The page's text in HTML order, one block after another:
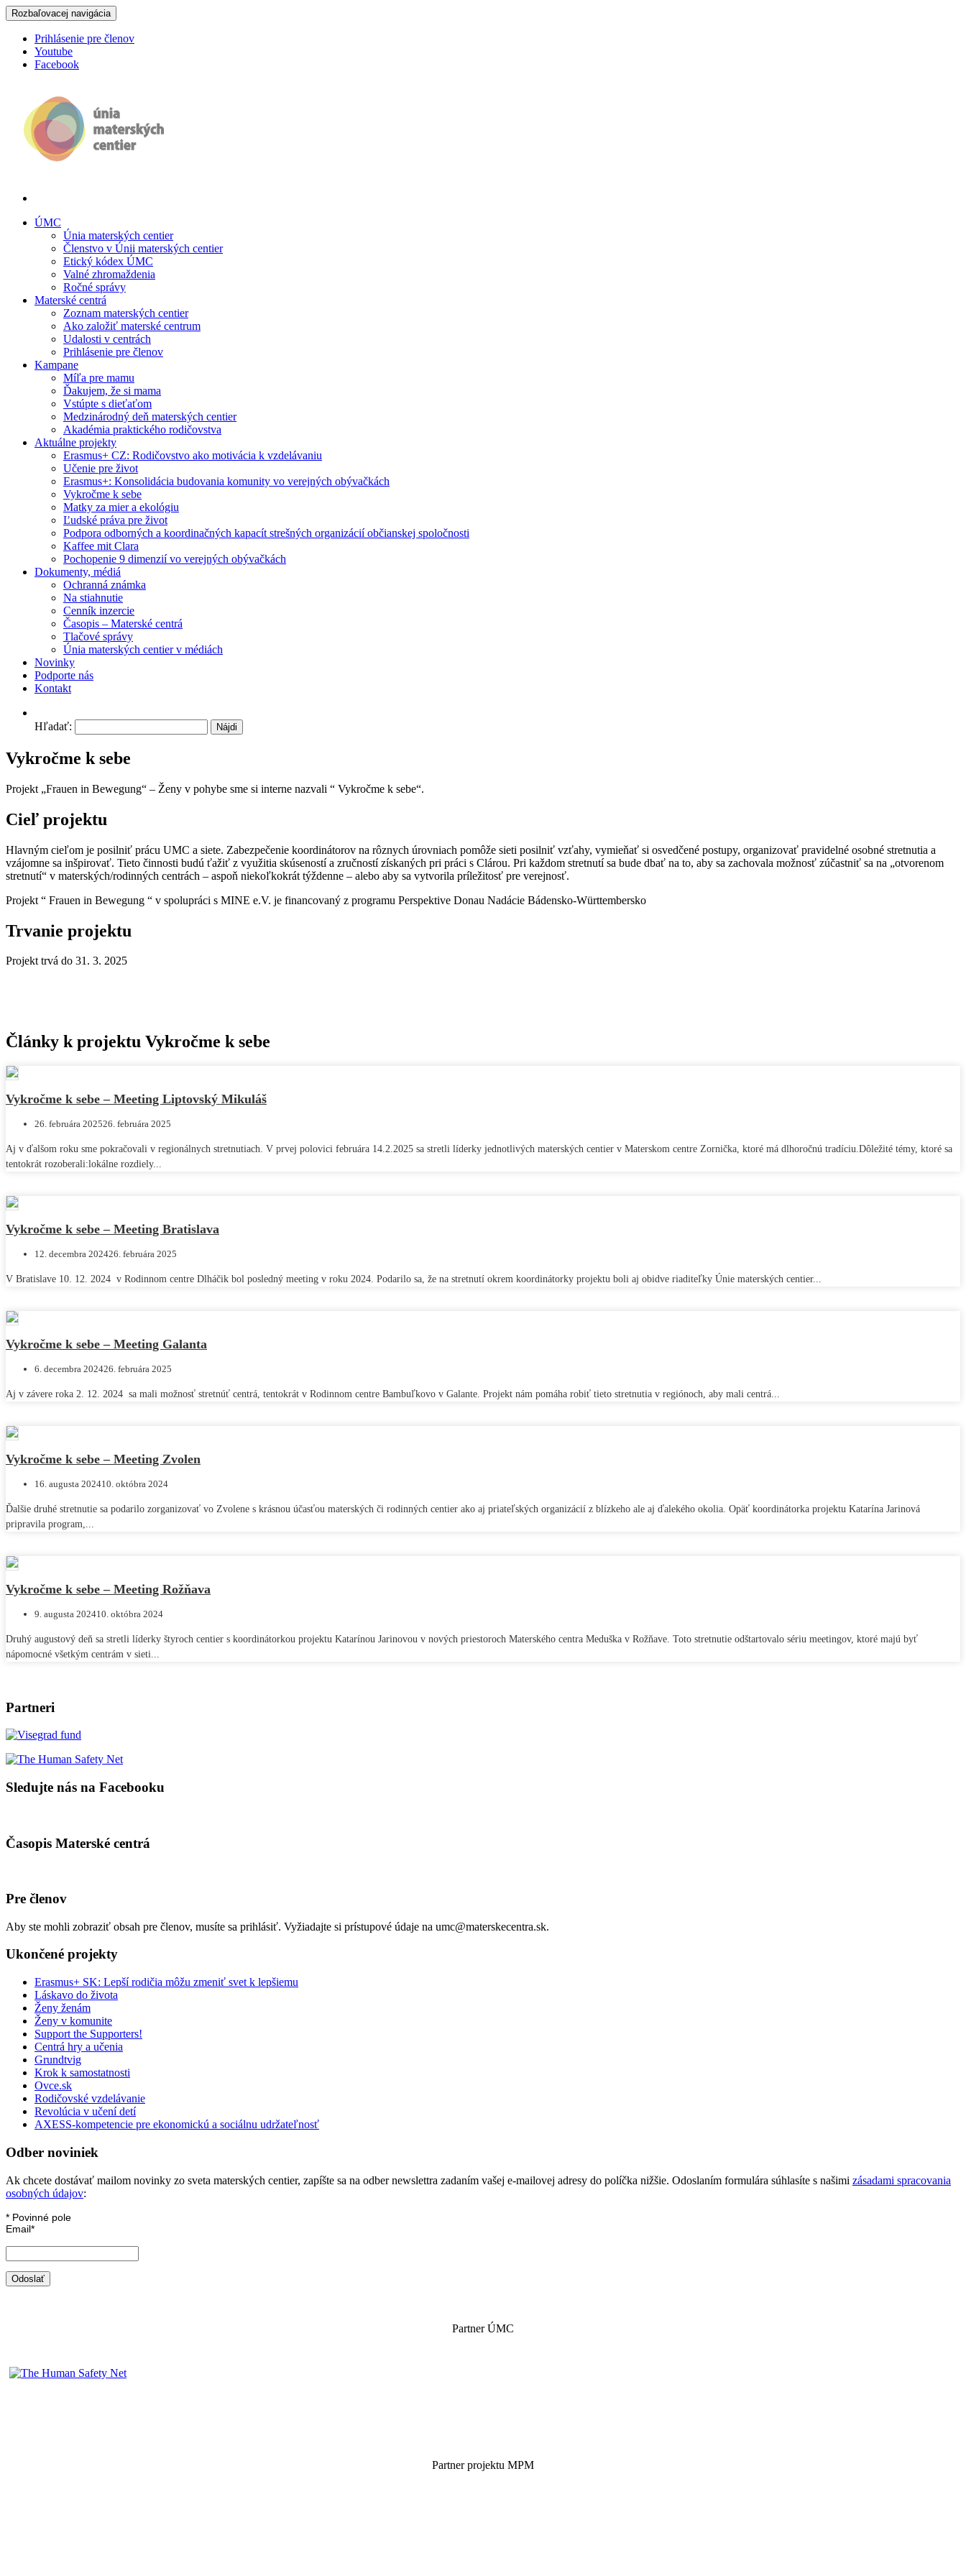
Rozbaľovacej navigácia
Prihlásenie pre členov
Youtube
Facebook
Únia materských centier
ÚMC
Únia materských centier
Členstvo v Únii materských centier
Etický kódex ÚMC
Valné zhromaždenia
Ročné správy
Materské centrá
Zoznam materských centier
Ako založiť materské centrum
Udalosti v centrách
Prihlásenie pre členov
Kampane
Míľa pre mamu
Ďakujem, že si mama
Vstúpte s dieťaťom
Medzinárodný deň materských centier
Akadémia praktického rodičovstva
Aktuálne projekty
Erasmus+ CZ: Rodičovstvo ako motivácia k vzdelávaniu
Učenie pre život
Erasmus+: Konsolidácia budovania komunity vo verejných obývačkách
Vykročme k sebe
Matky za mier a ekológiu
Ľudské práva pre život
Podpora odborných a koordinačných kapacít strešných organizácií občianskej spoločnosti
Kaffee mit Clara
Pochopenie 9 dimenzií vo verejných obývačkách
Dokumenty, médiá
Ochranná známka
Na stiahnutie
Cenník inzercie
Časopis – Materské centrá
Tlačové správy
Únia materských centier v médiách
Novinky
Podporte nás
Kontakt
Hľadať:
Vykročme k sebe
Projekt „Frauen in Bewegung“ – Ženy v pohybe sme si interne nazvali “ Vykročme k sebe“.
Cieľ projektu
Hlavným cieľom je posilniť prácu UMC a siete. Zabezpečenie koordinátorov na rôznych úrovniach pomôže sieti posilniť vzťahy, vymieňať si osvedčené postupy, organizovať pravidelné osobné stretnutia a
vzájomne sa inšpirovať. Tieto činnosti budú ťažiť z využitia skúseností a zručností získaných pri práci s Clárou. Pri každom stretnutí sa bude dbať na to, aby sa zachovala možnosť zúčastniť sa na „otvorenom
stretnutí“ v materských/rodinných centrách – aspoň niekoľkokrát týždenne – alebo aby sa vytvorila príležitosť pre verejnosť.
Projekt “ Frauen in Bewegung “ v spolupráci s MINE e.V. je financovaný z programu Perspektive Donau Nadácie Bádensko-Württembersko
Trvanie projektu
Projekt trvá do 31. 3. 2025
Články k projektu Vykročme k sebe
Vykročme k sebe – Meeting Liptovský Mikuláš
26. februára 202526. februára 2025
Aj v ďalšom roku sme pokračovali v regionálnych stretnutiach. V prvej polovici februára 14.2.2025 sa stretli líderky jednotlivých materských centier v Materskom centre Zornička, ktoré má dlhoročnú tradíciu.Dôležité témy, ktoré sa
tentokrát rozoberali:lokálne rozdiely...
Vykročme k sebe – Meeting Bratislava
12. decembra 202426. februára 2025
V Bratislave 10. 12. 2024 v Rodinnom centre Dlháčik bol posledný meeting v roku 2024. Podarilo sa, že na stretnutí okrem koordinátorky projektu boli aj obidve riaditeľky Únie materských centier...
Vykročme k sebe – Meeting Galanta
6. decembra 202426. februára 2025
Aj v závere roka 2. 12. 2024 sa mali možnosť stretnúť centrá, tentokrát v Rodinnom centre Bambuľkovo v Galante. Projekt nám pomáha robiť tieto stretnutia v regiónoch, aby mali centrá...
Vykročme k sebe – Meeting Zvolen
16. augusta 202410. októbra 2024
Ďalšie druhé stretnutie sa podarilo zorganizovať vo Zvolene s krásnou účasťou materských či rodinných centier ako aj priateľských organizácií z blízkeho ale aj ďalekého okolia. Opäť koordinátorka projektu Katarína Jarinová
pripravila program,...
Vykročme k sebe – Meeting Rožňava
9. augusta 202410. októbra 2024
Druhý augustový deň sa stretli líderky štyroch centier s koordinátorkou projektu Katarínou Jarinovou v nových priestoroch Materského centra Meduška v Rožňave. Toto stretnutie odštartovalo sériu meetingov, ktoré majú byť
nápomocné všetkým centrám v sieti...
Partneri
Sledujte nás na Facebooku
Časopis Materské centrá
Pre členov
Aby ste mohli zobraziť obsah pre členov, musíte sa prihlásiť. Vyžiadajte si prístupové údaje na umc@materskecentra.sk.
Ukončené projekty
Erasmus+ SK: Lepší rodičia môžu zmeniť svet k lepšiemu
Láskavo do života
Ženy ženám
Ženy v komunite
Support the Supporters!
Centrá hry a učenia
Grundtvig
Krok k samostatnosti
Ovce.sk
Rodičovské vzdelávanie
Revolúcia v učení detí
AXESS-kompetencie pre ekonomickú a sociálnu udržateľnosť
Odber noviniek
Ak chcete dostávať mailom novinky zo sveta materských centier, zapíšte sa na odber newslettra zadaním vašej e-mailovej adresy do políčka nižšie. Odoslaním formulára súhlasíte s našimi zásadami spracovania
osobných údajov:
* Povinné pole
Email*
Partner ÚMC
Partner projektu MPM